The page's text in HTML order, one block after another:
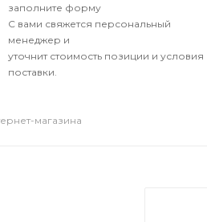
заполните форму
С вами свяжется персональный
менеджер и
уточнит стоимость позиции и условия
поставки.
магазина